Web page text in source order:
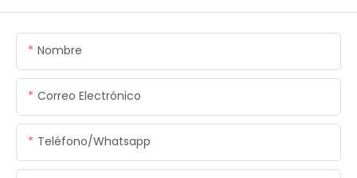
Nombre
Correo Electrónico
Teléfono/whatsapp